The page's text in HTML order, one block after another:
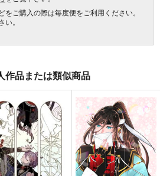
をご購入の際は毎度便をご利用ください。
。
作品または類似商品